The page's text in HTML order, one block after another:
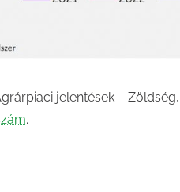
jelentések –
.